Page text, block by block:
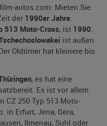
autos.com: Mieten Sie
der 1990er Jahre.
513 Moto-Cross, ist 1990.
ist außen
Oldtimer hat kleinere bis
, es hat eine
Es ist vor allem
CZ 250 Typ 513 Moto-
in Erfurt, Jena, Gera,
Ilmenau, Suhl oder